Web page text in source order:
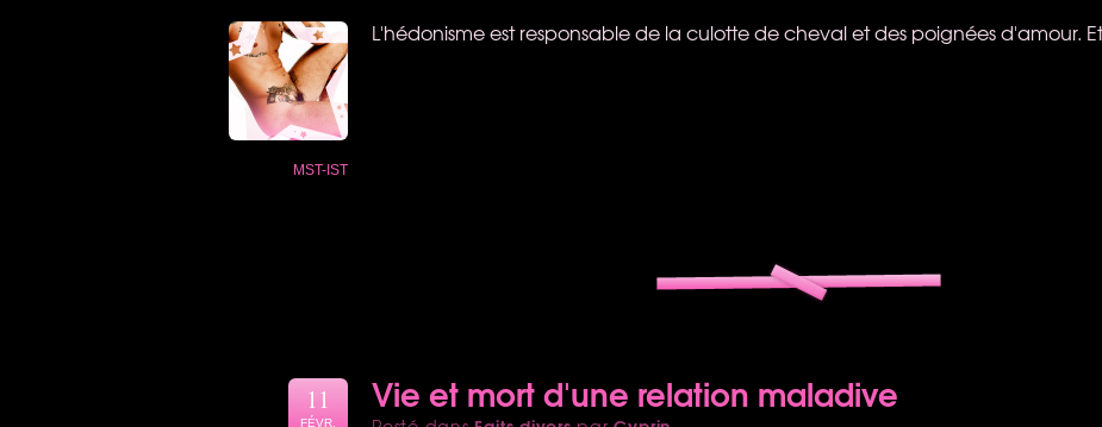
MST-IST
L'hédonisme est responsable de la culotte de cheval et des poignées d'amour.
Vie et mort d'une relation maladive
11
FÉVR.